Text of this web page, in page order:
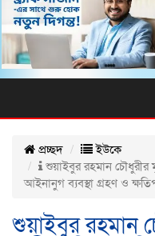
প্রচ্ছদ
ইউকে
শুয়াইবুর রহমান চৌধুরীর
আইনানুগ ব্যবস্থা গ্রহণ ও
শুয়াইবুর রহমান